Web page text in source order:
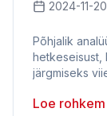
2024-11-20
Põhjalik
hetkeseisust,
järgmiseks
Loe rohkem